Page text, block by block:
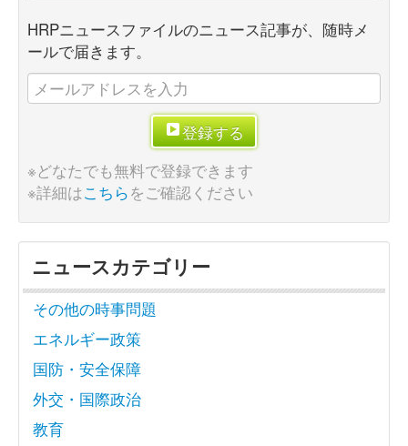
HRPニュースファイルのニュース記事が、随時メ
ールで届きます。
登録する
※どなたでも無料で登録できます
※詳細はこちらをご確認ください
ニュースカテゴリー
その他の時事問題
エネルギー政策
国防・安全保障
外交・国際政治
教育